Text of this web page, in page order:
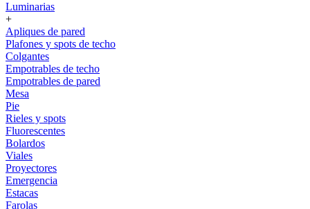
Luminarias
+
Apliques de pared
Plafones y spots de techo
Colgantes
Empotrables de techo
Empotrables de pared
Mesa
Pie
Rieles y spots
Fluorescentes
Bolardos
Viales
Proyectores
Emergencia
Estacas
Farolas